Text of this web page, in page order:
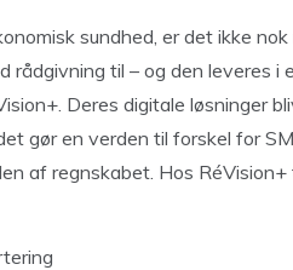
sundhed, er det ikke nok
rådgivning til – og den leveres i
Deres digitale løsninger
gør en verden til forskel for
af regnskabet. Hos RéVision+